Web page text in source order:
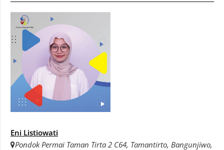
Eni Listiowati
Pondok Permai Taman Tirta 2 C64, Tamantirto, Bangunjiwo,